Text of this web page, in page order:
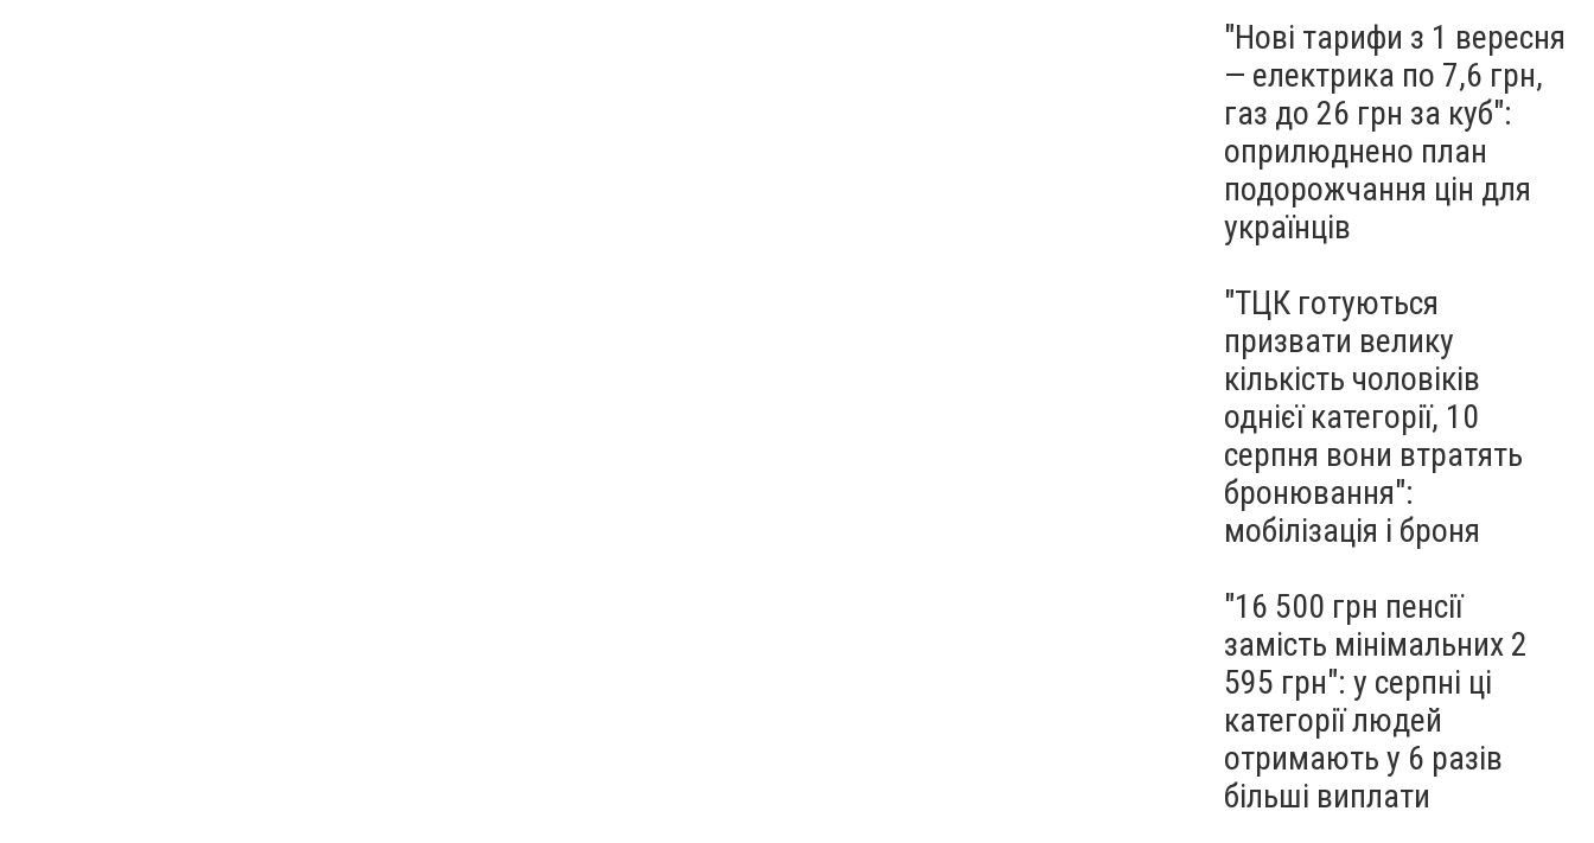
"Нові тарифи з 1 вересня
— електрика по 7,6 грн,
газ до 26 грн за куб":
оприлюднено план
подорожчання цін для
українців
"ТЦК готуються
призвати велику
кількість чоловіків
однієї категорії, 10
серпня вони втратять
бронювання":
мобілізація і броня
"16 500 грн пенсії
замість мінімальних 2
595 грн": у серпні ці
категорії людей
отримають у 6 разів
більші виплати